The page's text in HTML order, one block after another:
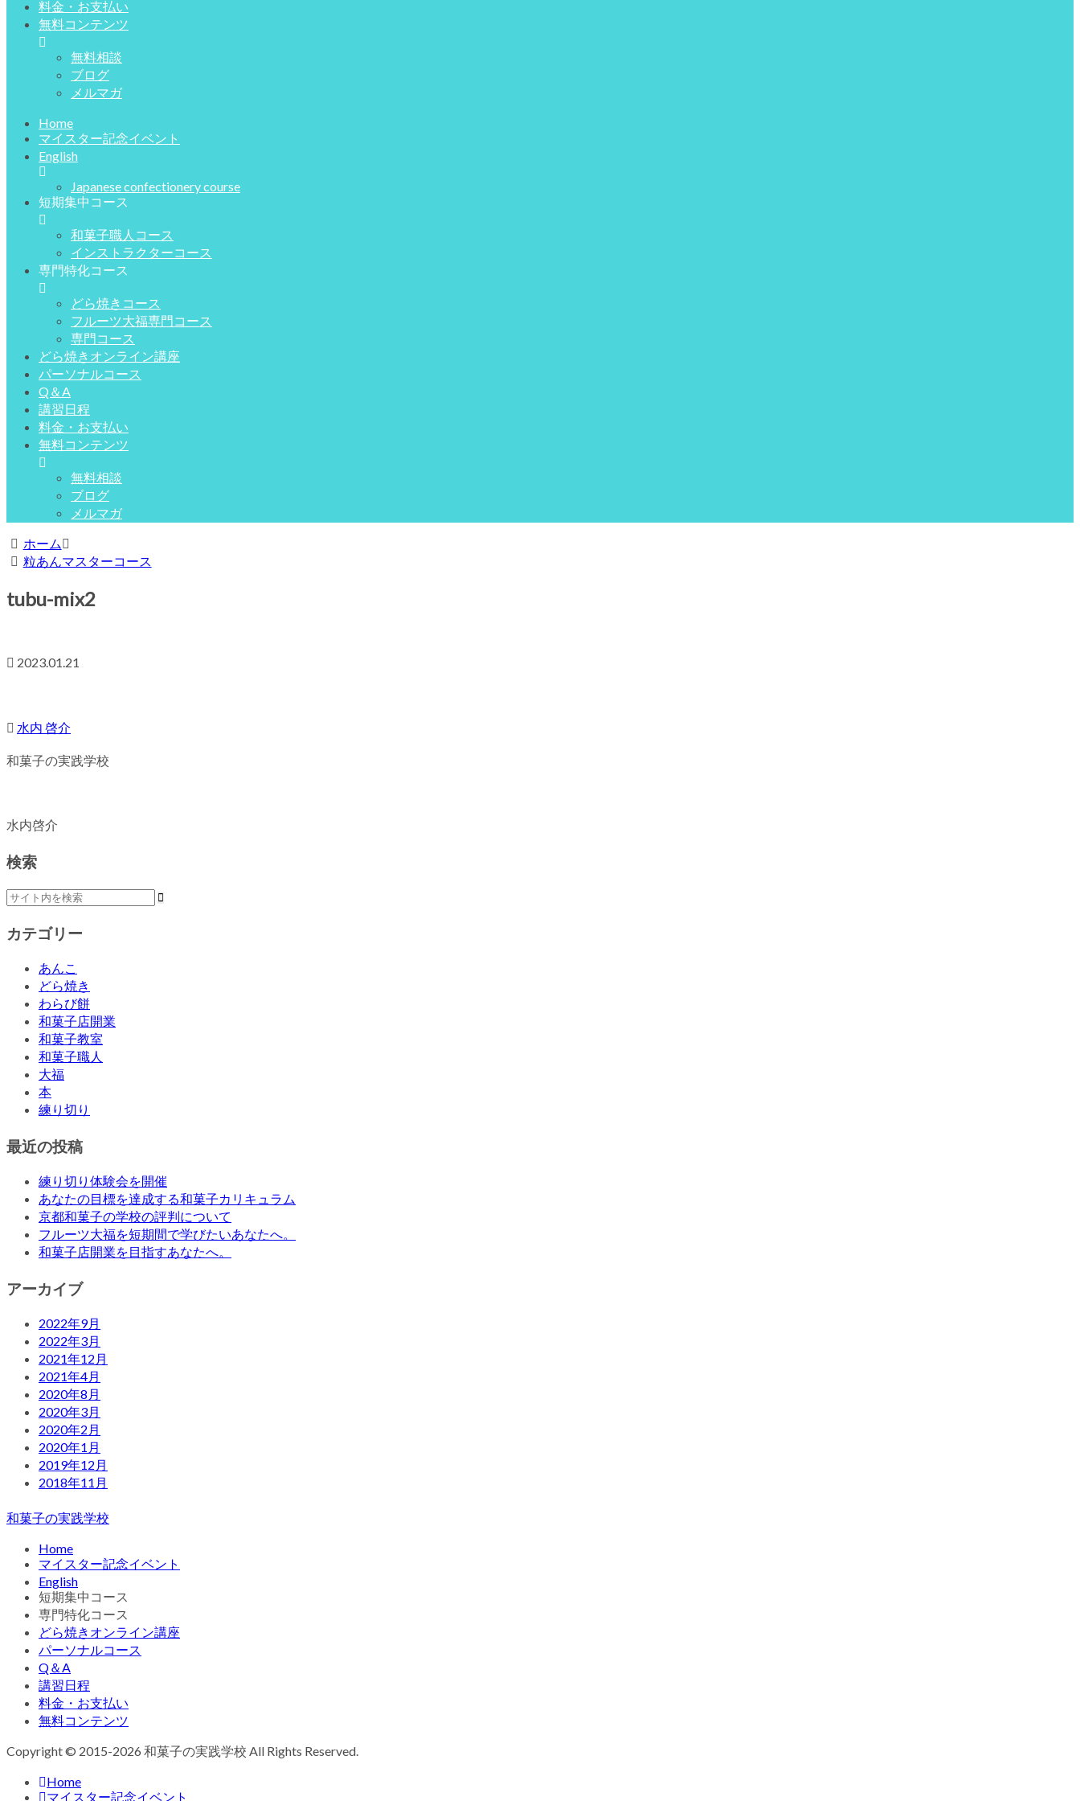
料金・お支払い
無料コンテンツ
無料相談
ブログ
メルマガ
Home
マイスター記念イベント
English
Japanese confectionery course
短期集中コース
和菓子職人コース
インストラクターコース
専門特化コース
どら焼きコース
フルーツ大福専門コース
専門コース
どら焼きオンライン講座
パーソナルコース
Q＆A
講習日程
料金・お支払い
無料コンテンツ
無料相談
ブログ
メルマガ
ホーム
粒あんマスターコース
tubu-mix2
2023.01.21
水内 啓介
和菓子の実践学校
水内啓介
検索
カテゴリー
あんこ
どら焼き
わらび餅
和菓子店開業
和菓子教室
和菓子職人
大福
本
練り切り
最近の投稿
練り切り体験会を開催
あなたの目標を達成する和菓子カリキュラム
京都和菓子の学校の評判について
フルーツ大福を短期間で学びたいあなたへ。
和菓子店開業を目指すあなたへ。
アーカイブ
2022年9月
2022年3月
2021年12月
2021年4月
2020年8月
2020年3月
2020年2月
2020年1月
2019年12月
2018年11月
和菓子の実践学校
Home
マイスター記念イベント
English
短期集中コース
専門特化コース
どら焼きオンライン講座
パーソナルコース
Q＆A
講習日程
料金・お支払い
無料コンテンツ
Copyright © 2015-2026 和菓子の実践学校 All Rights Reserved.
Home
マイスター記念イベント